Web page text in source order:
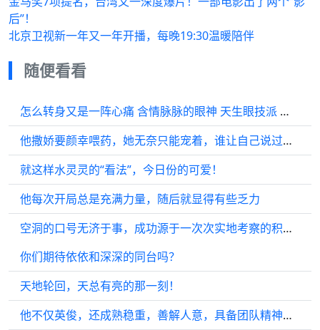
后”！
北京卫视新一年又一年开播，每晚19:30温暖陪伴
随便看看
怎么转身又是一阵心痛 含情脉脉的眼神 天生眼技派 哭戏
他撒娇要颜幸喂药，她无奈只能宠着，谁让自己说过要好好当他的妻子…
就这样水灵灵的“看法”，今日份的可爱！
他每次开局总是充满力量，随后就显得有些乏力
空洞的口号无济于事，成功源于一次次实地考察的积累！
你们期待依依和深深的同台吗？
天地轮回，天总有亮的那一刻！
他不仅英俊，还成熟稳重，善解人意，具备团队精神，技艺全面…